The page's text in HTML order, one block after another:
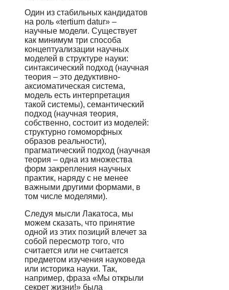
Один из стабильных кандидатов
на роль «tertium datur» –
научные модели. Существует
как минимум три способа
концептуализации научных
моделей в структуре науки:
синтаксический подход (научная
теория – это дедуктивно-
аксиоматическая система,
модель есть интерпретация
такой системы), семантический
подход (научная теория,
собственно, состоит из моделей:
структурно гомоморфных
образов реальности),
прагматический подход (научная
теория – одна из множества
форм закрепления научных
практик, наряду с не менее
важными другими формами, в
том числе моделями).
Следуя мысли Лакатоса, мы
можем сказать, что принятие
одной из этих позиций влечет за
собой пересмотр того, что
считается или не считается
предметом изучения науковеда
или историка науки. Так,
например, фраза «Мы открыли
секрет жизни!» была